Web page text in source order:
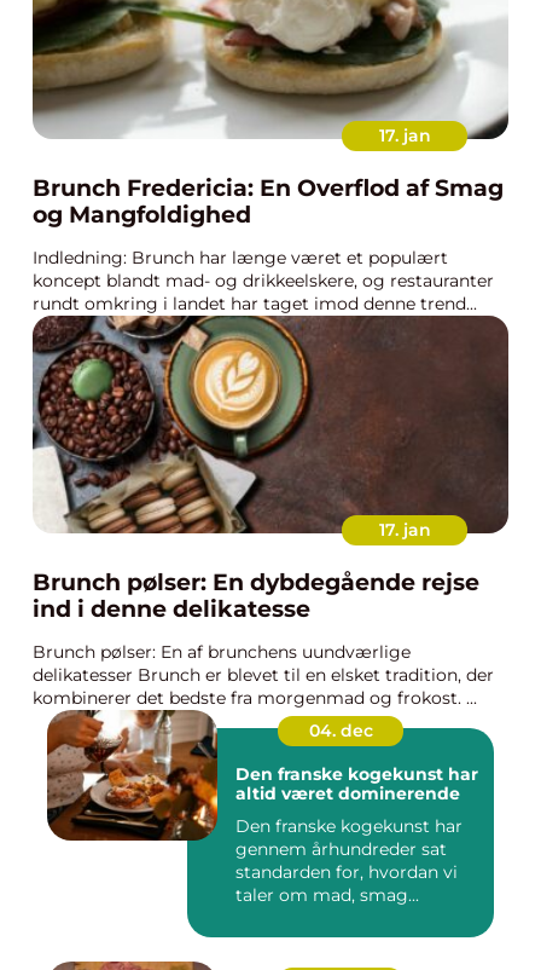
17. jan
Brunch Fredericia: En Overflod af Smag
og Mangfoldighed
Indledning: Brunch har længe været et populært
koncept blandt mad- og drikkeelskere, og restauranter
rundt omkring i landet har taget imod denne trend...
17. jan
Brunch pølser: En dybdegående rejse
ind i denne delikatesse
Brunch pølser: En af brunchens uundværlige
delikatesser Brunch er blevet til en elsket tradition, der
kombinerer det bedste fra morgenmad og frokost. ...
04. dec
Den franske kogekunst har
altid været dominerende
Den franske kogekunst har
gennem århundreder sat
standarden for, hvordan vi
taler om mad, smag...